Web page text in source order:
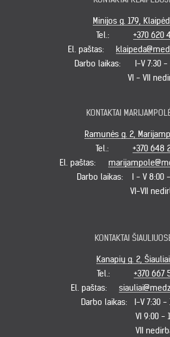
Minijos g. 179,
Tel.:
+370 620
El. paštas:
Darbo laikas:
I-V 7:30 -
VI - VII
KONTAKTAI
Ramunės g. 2,
Tel.:
+370 648
El. paštas:
Darbo laikas:
I - V 8:00
VI-VII
KONTAKTAI
Kanapių g. 2, Šiauliai
Tel.:
+370 667
El. paštas:
Darbo laikas:
I-V 7:30 -
VI 9:00 -
VII